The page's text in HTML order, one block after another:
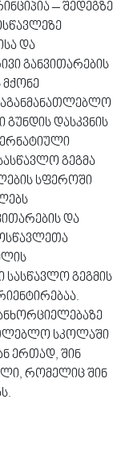
– შედეგზე
და
განვითარების
დასკვნის
გეგმა
სფეროში
და
სასწავლო გეგმის
სკოლაში
ერთად, შინ
რომელიც შინ